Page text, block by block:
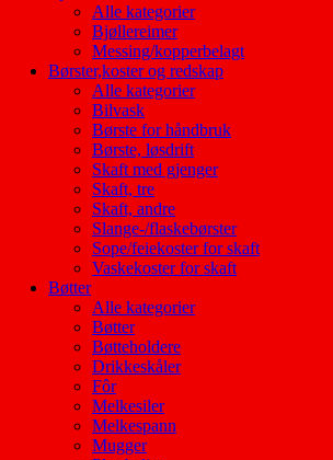
Alle kategorier
Bjøllereimer
Messing/kopperbelagt
Børster,koster og redskap
Alle kategorier
Bilvask
Børste for håndbruk
Børste, løsdrift
Skaft med gjenger
Skaft, tre
Skaft, andre
Slange-/flaskebørster
Sope/feiekoster for skaft
Vaskekoster for skaft
Bøtter
Alle kategorier
Bøtter
Bøtteholdere
Drikkeskåler
Fôr
Melkesiler
Melkespann
Mugger